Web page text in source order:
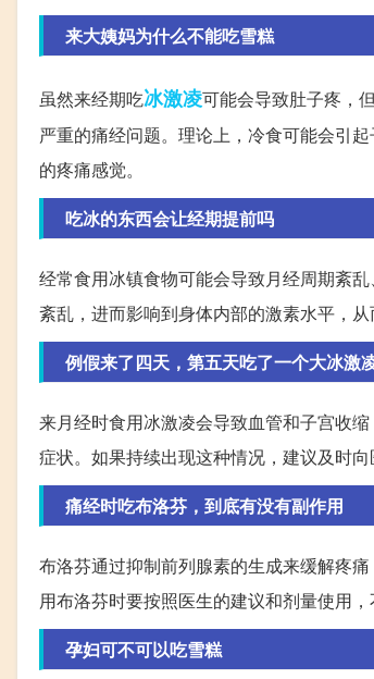
来大姨妈为什么不能吃雪糕
虽然来经期吃冰激凌可能会导致肚子疼，
严重的痛经问题。理论上，冷食可能会引
的疼痛感觉。
吃冰的东西会让经期提前吗
经常食用冰镇食物可能会导致月经周期紊
紊乱，进而影响到身体内部的激素水平，
例假来了四天，第五天吃了一个大冰激
来月经时食用冰激凌会导致血管和子宫收
症状。如果持续出现这种情况，建议及时向
痛经时吃布洛芬，到底有没有副作用
布洛芬通过抑制前列腺素的生成来缓解疼
用布洛芬时要按照医生的建议和剂量使用
孕妇可不可以吃雪糕